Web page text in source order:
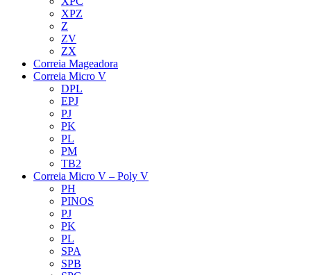
XPZ
Z
ZV
ZX
Correia Mageadora
Correia Micro V
DPL
EPJ
PJ
PK
PL
PM
TB2
Correia Micro V – Poly V
PH
PINOS
PJ
PK
PL
SPA
SPB